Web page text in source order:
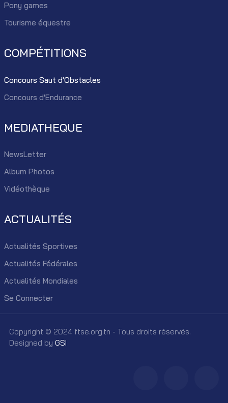
Pony games
Tourisme équestre
COMPÉTITIONS
Concours Saut d'Obstacles
Concours d'Endurance
MEDIATHEQUE
NewsLetter
Album Photos
Vidéothèque
ACTUALITÉS
Actualités Sportives
Actualités Fédérales
Actualités Mondiales
Se Connecter
Copyright © 2024 ftse.org.tn - Tous droits réservés.
Designed by GSI